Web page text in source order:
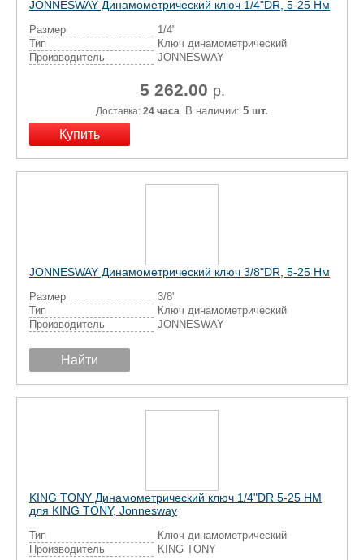
JONNESWAY Динамометрический ключ 1/4"DR, 5-25 Нм
Размер
1/4"
Тип
Ключ динамометрический
Производитель
JONNESWAY
5 262.00 р.
Доставка: 24 часа В наличии: 5 шт.
JONNESWAY Динамометрический ключ 3/8"DR, 5-25 Нм
Размер
3/8"
Тип
Ключ динамометрический
Производитель
JONNESWAY
Найти
KING TONY Динамометрический ключ 1/4"DR 5-25 НМ
для KING TONY, Jonnesway
Тип
Ключ динамометрический
Производитель
KING TONY